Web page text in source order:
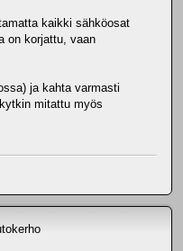
kaikki sähköosat
on korjattu, vaan
ja kahta varmasti
mitattu myös